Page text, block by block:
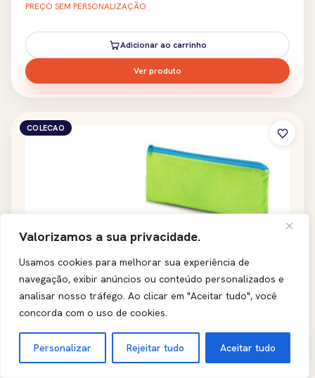
Valorizamos a sua privacidade.
Usamos cookies para melhorar sua experiência de
navegação, exibir anúncios ou conteúdo personalizados e
analisar nosso tráfego. Ao clicar em "Aceitar tudo", você
concorda com o uso de cookies.
Personalizar Rejeitar tudo Aceitar tudo
PREÇO SEM PERSONALIZAÇÃO
Adicionar ao carrinho
Ver produto
COLECAO